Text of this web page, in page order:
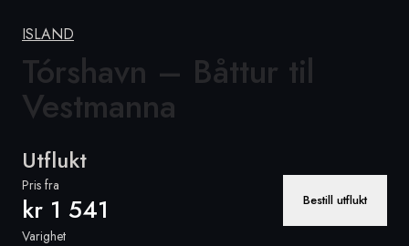
Norge
Storbritannia
Frankrike
ISLAND
Tórshavn – Båttur til
Vestmanna
Utflukt
Pris fra
kr 1 541 Bestill utflukt
Varighet